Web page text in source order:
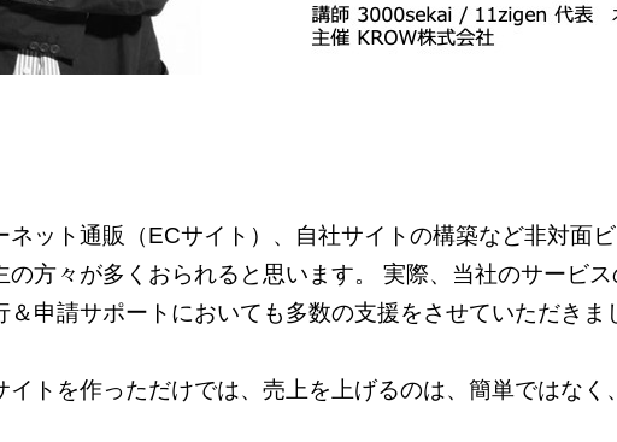
ネット通販（ECサイト）、自社サイトの構築など非対面
方々が多くおられると思います。 実際、当社のサービ
申請サポートにおいても多数の支援をさせていただきま
トを作っただけでは、売上を上げるのは、簡単ではなく